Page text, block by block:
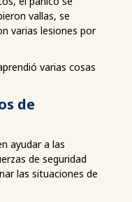
vallas, se
varias lesiones por
varias cosas
de
ayudar a las
de seguridad
las situaciones de